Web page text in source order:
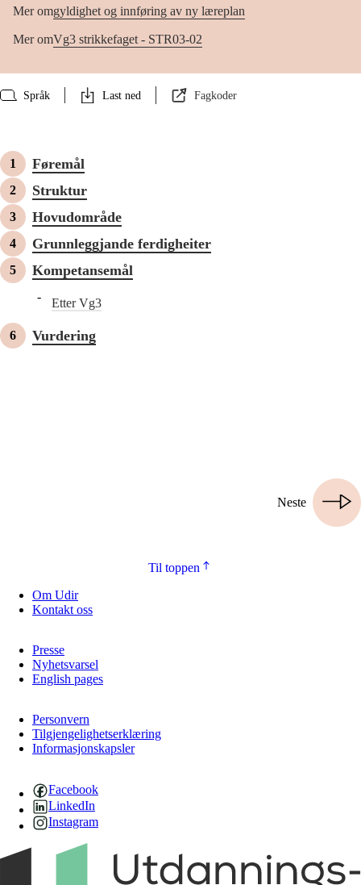
Mer omgyldighet og innføring av ny læreplan
Mer omVg3 strikkefaget - STR03-02
Språk Last ned Fagkoder
Føremål
Struktur
Hovudområde
Grunnleggjande ferdigheiter
Kompetansemål
Etter Vg3
Vurdering
Neste
Til toppen
Om Udir
Kontakt oss
Presse
Nyhetsvarsel
English pages
Personvern
Tilgjengelighetserklæring
Informasjonskapsler
Facebook
LinkedIn
Instagram